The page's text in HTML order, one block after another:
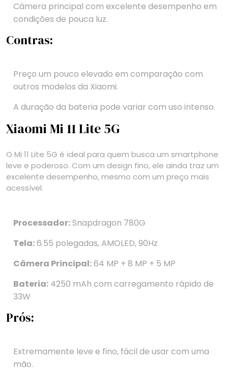
Câmera principal com excelente desempenho em
condições de pouca luz.
Contras:
Preço um pouco elevado em comparação com
outros modelos da Xiaomi.
A duração da bateria pode variar com uso intenso.
Xiaomi Mi 11 Lite 5G
O Mi 11 Lite 5G é ideal para quem busca um smartphone
leve e poderoso. Com um design fino, ele ainda traz um
excelente desempenho, mesmo com um preço mais
acessível.
Processador:Snapdragon 780G
Tela:6.55 polegadas, AMOLED, 90Hz
Câmera Principal:64 MP + 8 MP + 5 MP
Bateria: 4250 mAh com carregamento rápido de
33W
Prós:
Extremamente leve e fino, fácil de usar com uma
mão.